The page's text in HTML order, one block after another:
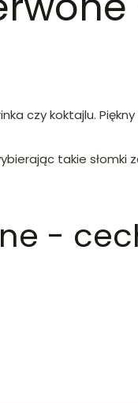
czy koktajlu.
takie
-